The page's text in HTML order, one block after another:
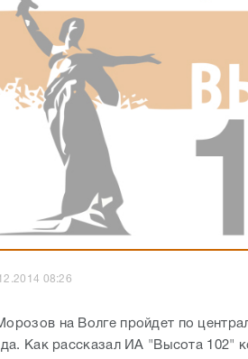
08:26
на Волге пройдет по
Как рассказал ИА "Высота 102"